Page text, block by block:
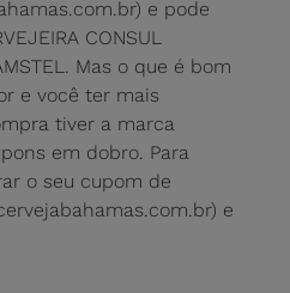
e pode
CONSUL
Mas o que é bom
e você ter mais
tiver a marca
em dobro. Para
o seu cupom de
e